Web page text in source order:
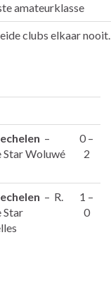
amateurklasse
clubs elkaar nooit.
–
Star Woluwé
0 –
2
– R.
Star
1 –
0